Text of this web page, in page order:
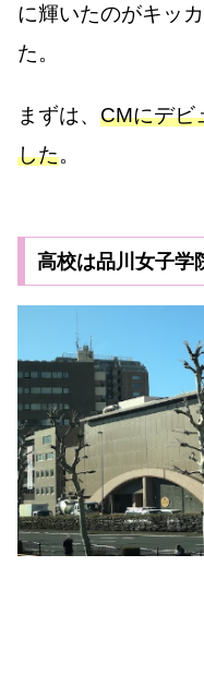
に輝いたのがキッ
た。
まずは、 CMにデビ
した。
高校は品川女子学